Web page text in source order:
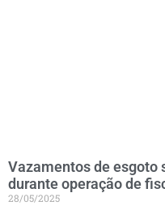
Vazamentos de esgoto
durante operação de
28/05/2025